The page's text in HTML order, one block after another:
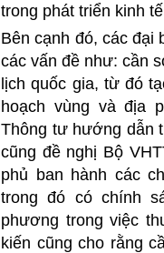
trong phát triển kinh
Bên cạnh đó, các đại
các vấn đề như: cần
lịch quốc gia, từ đó
hoạch vùng và địa
Thông tư hướng dẫn
cũng đề nghị Bộ
phủ ban hành các
trong đó có chính
phương trong việc
kiến cũng cho rằng